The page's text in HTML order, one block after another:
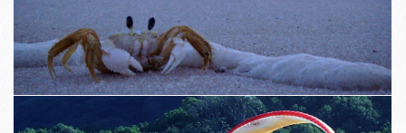
Yksinomainen valokuvat portaalin ovat ainutlaatuisia, ja ei löydy
mistään muusta julkaisu.